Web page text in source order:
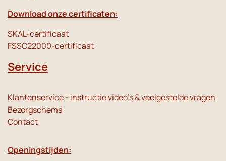
Download onze certificaten:
SKAL-certificaat
FSSC22000-certificaat
Service
Klantenservice - instructie video's & veelgestelde vragen
Bezorgschema
Contact
Openingstijden: